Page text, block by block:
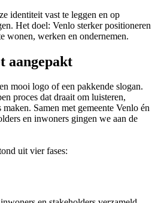
identiteit vast te leggen en op
Het doel: Venlo sterker positioneren
wonen, werken en ondernemen.
aangepakt
mooi logo of een pakkende slogan.
proces dat draait om luisteren,
Samen met gemeente Venlo én
en inwoners gingen we aan de
uit vier fases: